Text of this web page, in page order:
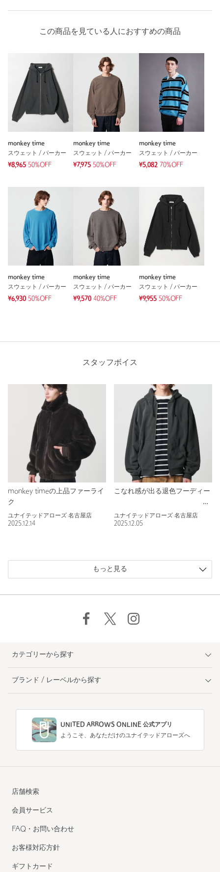
この商品を見ている人におすすめの商品
monkey time
スウェット / パーカー
¥8,965 50%OFF
monkey time
スウェット / パーカー
¥7,975 50%OFF
monkey time
スウェット / パーカー
¥5,082 70%OFF
monkey time
スウェット / パーカー
¥6,930 50%OFF
monkey time
スウェット / パーカー
¥9,570 40%OFF
monkey time
スウェット / パーカー
¥9,955 50%OFF
スタッフボイス
monkey timeの上品ファーライ
ク
ユナイテッドアローズ 名古屋店
2025.12.14
こなれ感が出る退色フーディー
ユナイテッドアローズ 名古屋店
2025.12.05
もっと見る
カテゴリーから探す
ブランド / レーベルから探す
UNITED ARROWS ONLINE 公式アプリ
ようこそ、あなただけのユナイテッドアローズへ
店舗検索
会員サービス
FAQ・お問い合わせ
お客様対応方針
ギフトカード